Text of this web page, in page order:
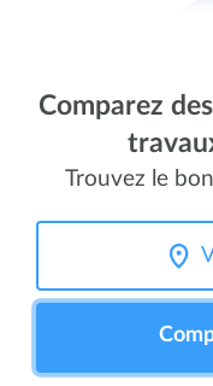
Comparez
Trouvez le